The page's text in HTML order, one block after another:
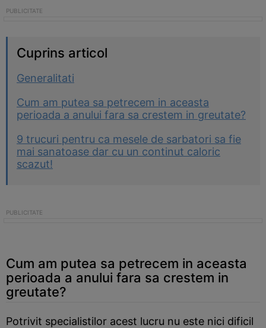
Cuprins articol
Generalitati
Cum am putea sa petrecem in aceasta
perioada a anului fara sa crestem in greutate?
9 trucuri pentru ca mesele de sarbatori sa fie
mai sanatoase dar cu un continut caloric
scazut!
Cum am putea sa petrecem in aceasta
perioada a anului fara sa crestem in
greutate?
Potrivit specialistilor acest lucru nu este nici dificil